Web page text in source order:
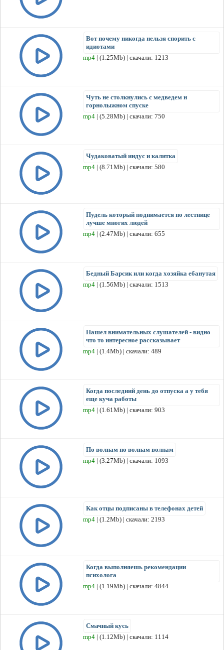
Вот почему никогда нельзя спорить с
идиотами
mp4 | (1.25Mb) | скачали: 1213
Чуть не столкнулись с медведем н
горнолыжном спуске
mp4 | (5.28Mb) | скачали: 750
Чудаковатый индус и калитка
mp4 | (8.71Mb) | скачали: 580
Пудель который поднимается по лестнице
лучше многих людей
mp4 | (2.47Mb) | скачали: 655
Бедный Барсик или когда хозяйка ебанутая
mp4 | (1.56Mb) | скачали: 1513
Нашел внимательных слушателей - видно
что то интересное рассказывает
mp4 | (1.4Mb) | скачали: 489
Когда последний день до отпуска а у тебя
еще куча работы
mp4 | (1.61Mb) | скачали: 903
По волнам по волнам волнам
mp4 | (3.27Mb) | скачали: 1093
Как отцы подписаны в телефонах детей
mp4 | (1.2Mb) | скачали: 2193
Когда выполняешь рекомендации
психолога
mp4 | (1.19Mb) | скачали: 4844
Смачный кусь
mp4 | (1.12Mb) | скачали: 1114